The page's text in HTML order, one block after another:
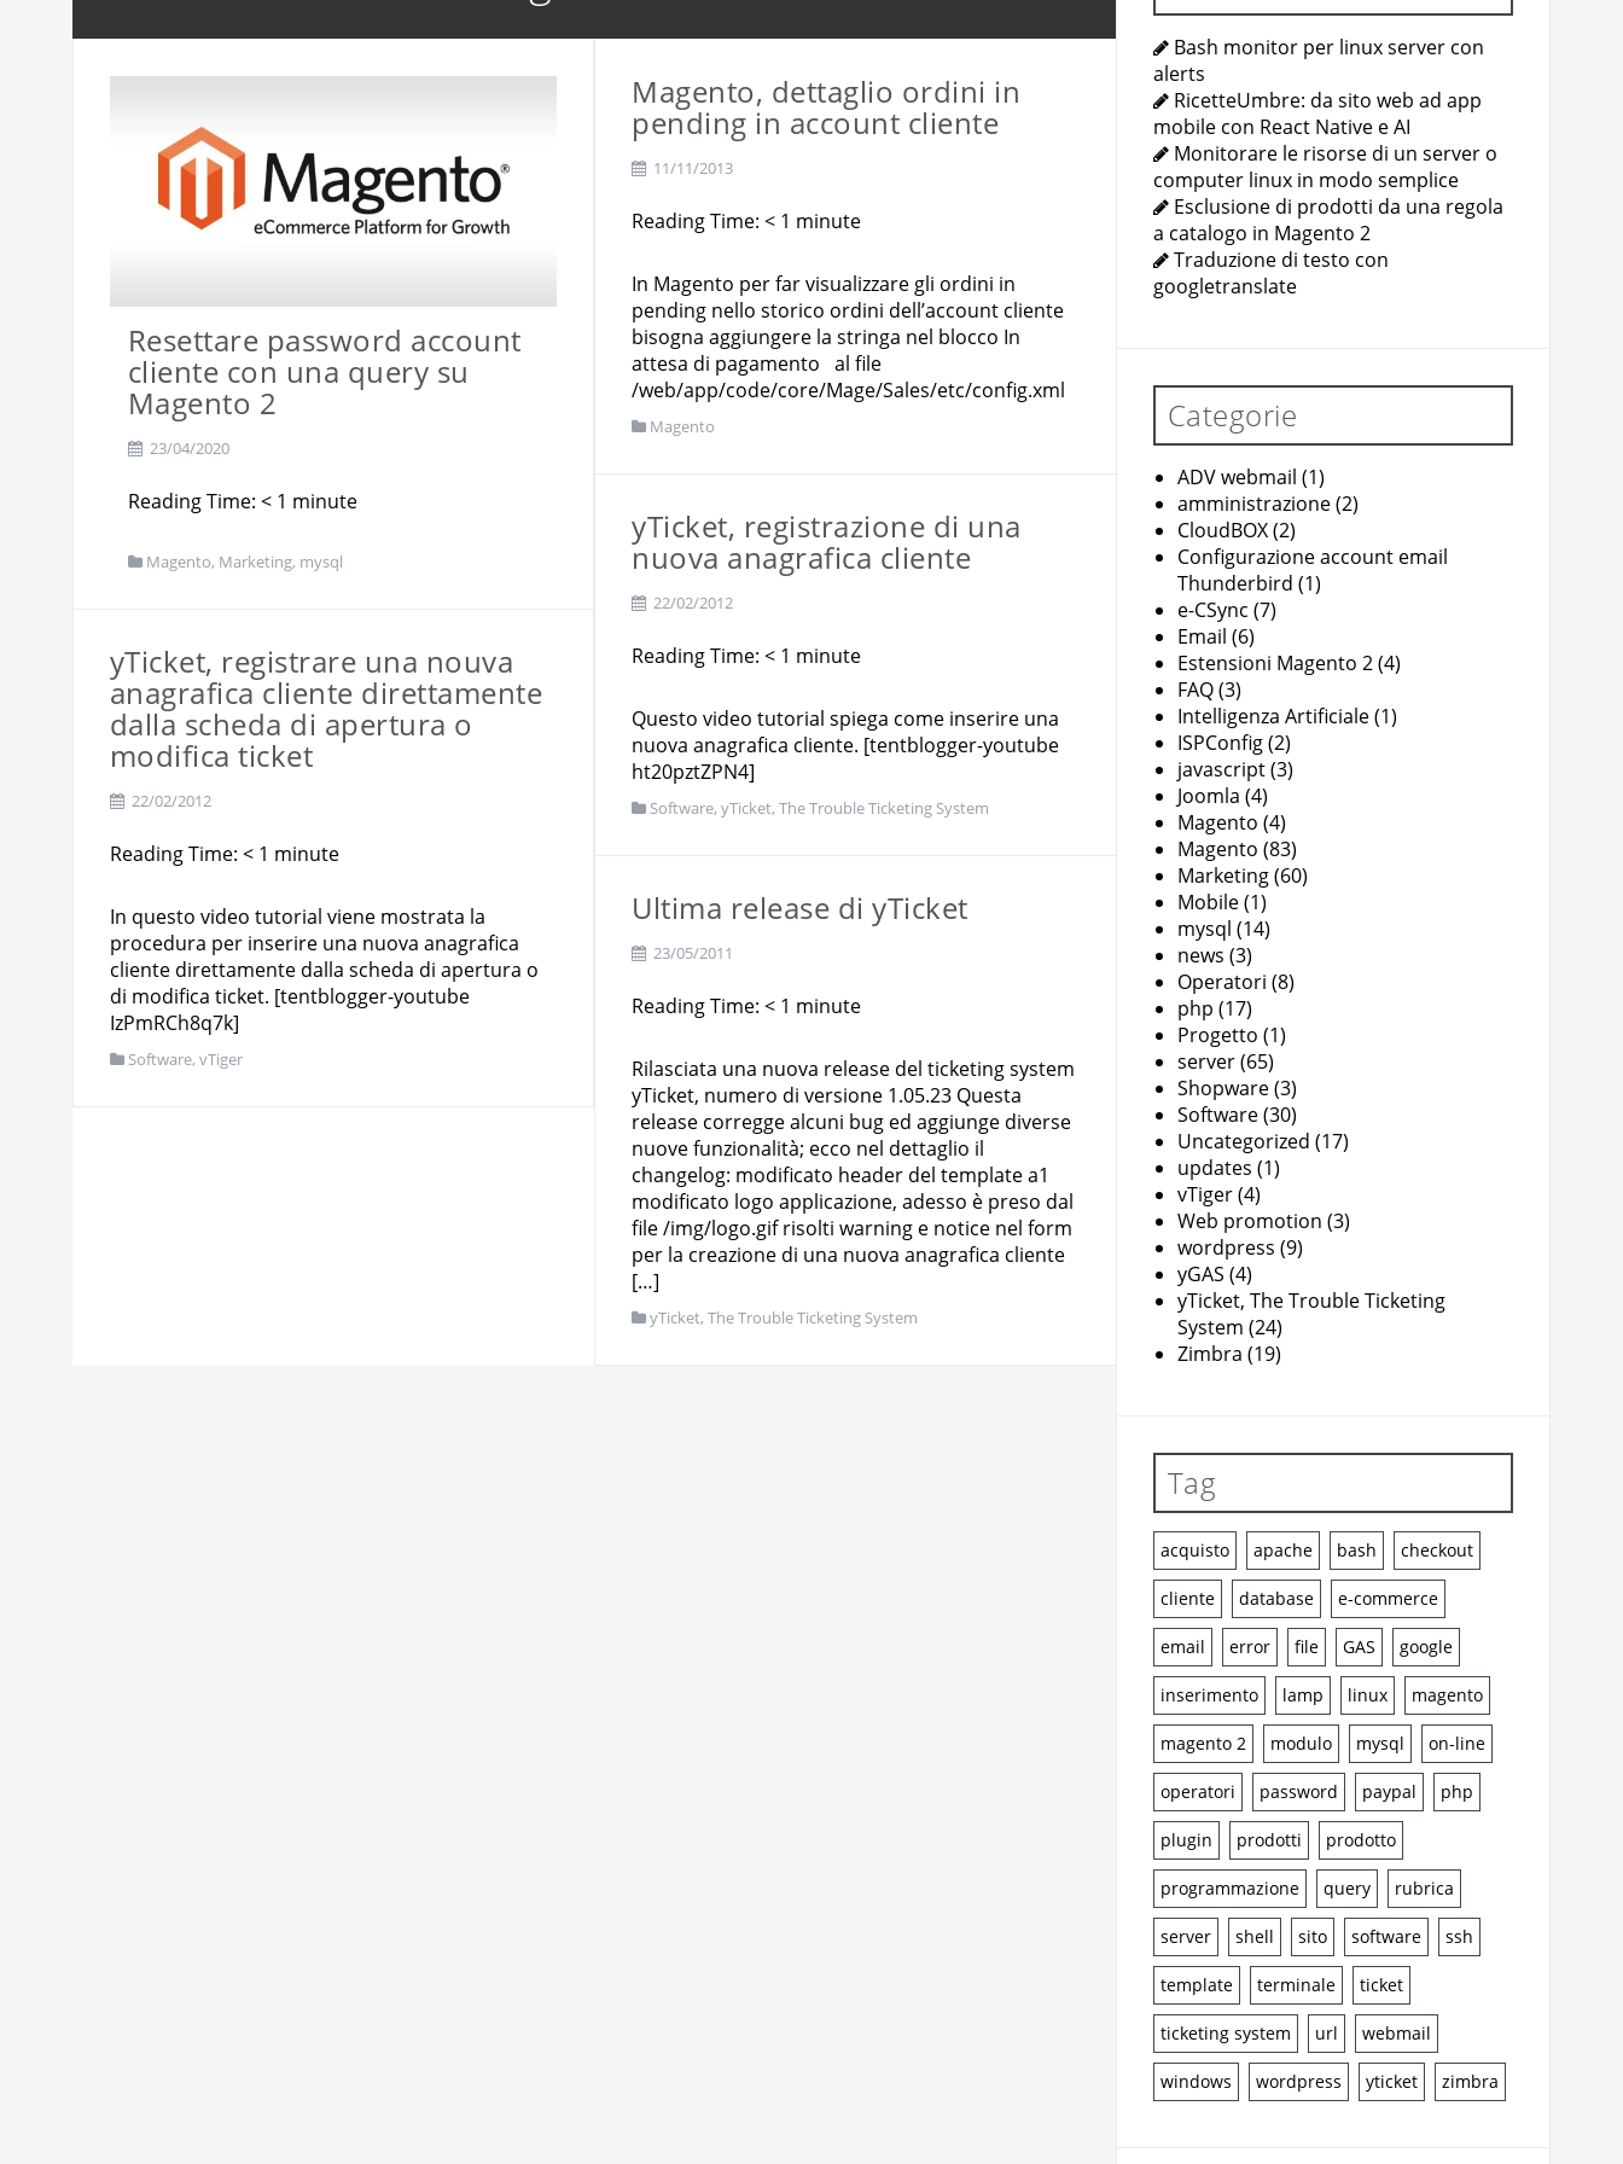
Resettare password account
cliente con una query su
Magento 2
23/04/2020
Reading Time: < 1 minute
Magento, Marketing, mysql
Magento, dettaglio ordini in
pending in account cliente
11/11/2013
Reading Time: < 1 minute
In Magento per far visualizzare gli ordini in
pending nello storico ordini dell’account cliente
bisogna aggiungere la stringa nel blocco In
attesa di pagamento al file
/web/app/code/core/Mage/Sales/etc/config.xml
Magento
yTicket, registrazione di una
nuova anagrafica cliente
22/02/2012
Reading Time: < 1 minute
Questo video tutorial spiega come inserire una
nuova anagrafica cliente. [tentblogger-youtube
ht20pztZPN4]
Software, yTicket, The Trouble Ticketing System
yTicket, registrare una nouva
anagrafica cliente direttamente
dalla scheda di apertura o
modifica ticket
22/02/2012
Reading Time: < 1 minute
In questo video tutorial viene mostrata la
procedura per inserire una nuova anagrafica
cliente direttamente dalla scheda di apertura o
di modifica ticket. [tentblogger-youtube
IzPmRCh8q7k]
Software, vTiger
Ultima release di yTicket
23/05/2011
Reading Time: < 1 minute
Rilasciata una nuova release del ticketing system
yTicket, numero di versione 1.05.23 Questa
release corregge alcuni bug ed aggiunge diverse
nuove funzionalità; ecco nel dettaglio il
changelog: modificato header del template a1
modificato logo applicazione, adesso è preso dal
file /img/logo.gif risolti warning e notice nel form
per la creazione di una nuova anagrafica cliente
[…]
yTicket, The Trouble Ticketing System
Bash monitor per linux server con
alerts
RicetteUmbre: da sito web ad app
mobile con React Native e AI
Monitorare le risorse di un server o
computer linux in modo semplice
Esclusione di prodotti da una regola
a catalogo in Magento 2
Traduzione di testo con
googletranslate
Categorie
ADV webmail (1)
amministrazione(2)
CloudBOX(2)
Configurazione account email
Thunderbird (1)
e-CSync (7)
Email (6)
Estensioni Magento 2(4)
FAQ(3)
Intelligenza Artificiale(1)
ISPConfig(2)
javascript(3)
Joomla (4)
Magento (4)
Magento (83)
Marketing(60)
Mobile(1)
mysql (14)
news (3)
Operatori (8)
php (17)
Progetto (1)
server(65)
Shopware(3)
Software(30)
Uncategorized (17)
updates (1)
vTiger(4)
Web promotion (3)
wordpress (9)
yGAS (4)
yTicket, The Trouble Ticketing
System (24)
Zimbra (19)
Tag
acquisto apache bash checkout
cliente database e-commerce
email error file GAS google
inserimento lamp linux magento
magento 2 modulo mysql on-line
operatori password paypal php
plugin prodotti prodotto
programmazione query rubrica
server shell sito software ssh
template terminale ticket
ticketing system url webmail
windows wordpress yticket zimbra